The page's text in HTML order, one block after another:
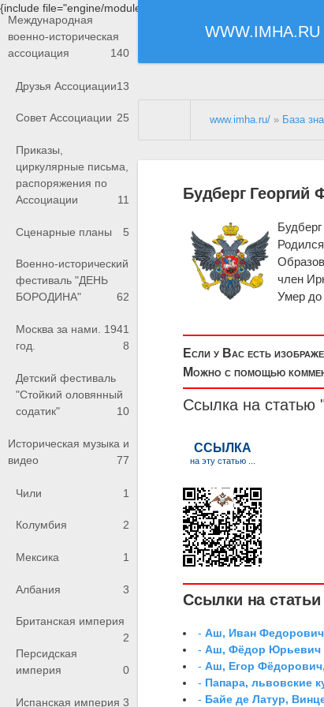
{include file="engine/modules/saperu/head.php"}
WWW.IMHA.RU
Международная
военно-историческая
ассоциация
140
Друзья Ассоциации13
Совет Ассоциации 25
Приказы,
циркулярные письма,
распоряжения по
Ассоциации
11
Сценарные планы 5
Военно-исторический
фестиваль "ДЕНЬ
БОРОДИНА"
62
Москва за нами. 1941
год.
8
Детский фестиваль
"Стойкий оловянный
содатик"
10
Историческая музыка и
видео
77
Чили 1
Колумбия 2
Мексика 1
Албания 3
Британская империя
2
Персидская
империя
0
Испанская империя 3
www.imha.ru/ » База
Будберг Георгий
Родился
член
Умер до
Если у Вас есть
Можно с помощью
Ссылка на статью
Ссылки на
-Аш, Иван Федорович
-Аш, Фёдор Юрьевич
-Аш, Егор
- Папара, львовские
- Байе де Латур,